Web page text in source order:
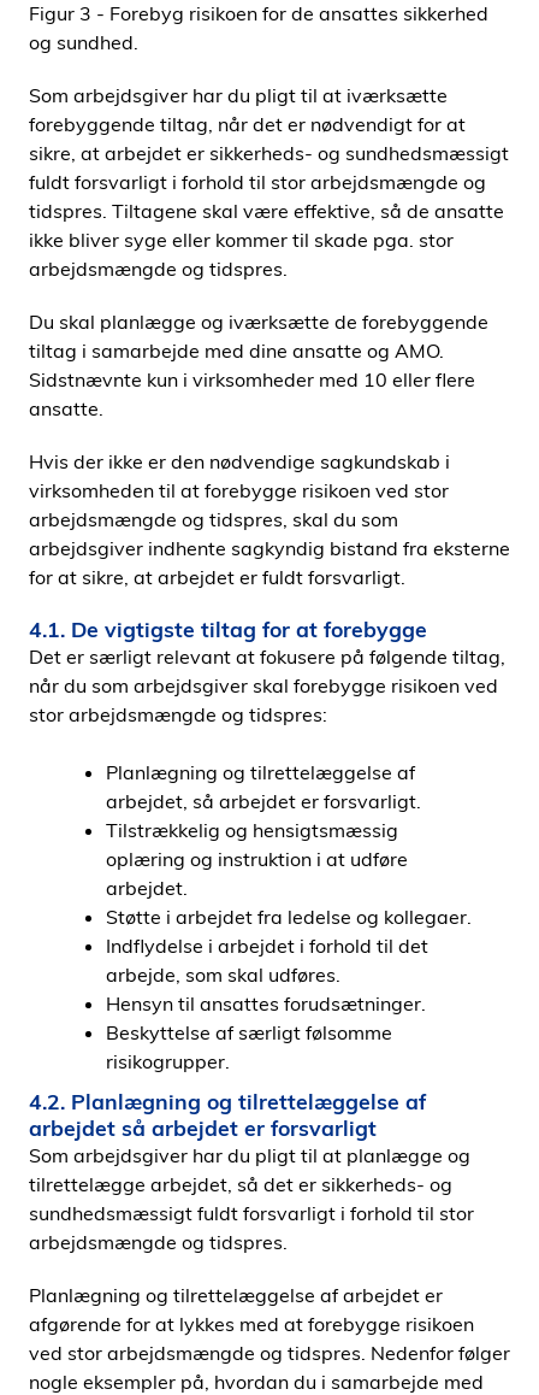
Figur 3 - Forebyg risikoen for de ansattes sikkerhed
og sundhed.
Som arbejdsgiver har du pligt til at iværksætte
forebyggende tiltag, når det er nødvendigt for at
sikre, at arbejdet er sikkerheds- og sundhedsmæssigt
fuldt forsvarligt i forhold til stor arbejdsmængde og
tidspres. Tiltagene skal være effektive, så de ansatte
ikke bliver syge eller kommer til skade pga. stor
arbejdsmængde og tidspres.
Du skal planlægge og iværksætte de forebyggende
tiltag i samarbejde med dine ansatte og AMO.
Sidstnævnte kun i virksomheder med 10 eller ﬂere
ansatte.
Hvis der ikke er den nødvendige sagkundskab i
virksomheden til at forebygge risikoen ved stor
arbejdsmængde og tidspres, skal du som
arbejdsgiver indhente sagkyndig bistand fra eksterne
for at sikre, at arbejdet er fuldt forsvarligt.
4.1. De vigtigste tiltag for at forebygge
Det er særligt relevant at fokusere på følgende tiltag,
når du som arbejdsgiver skal forebygge risikoen ved
stor arbejdsmængde og tidspres:
Planlægning og tilrettelæggelse af
arbejdet, så arbejdet er forsvarligt.
Tilstrækkelig og hensigtsmæssig
oplæring og instruktion i at udføre
arbejdet.
Støtte i arbejdet fra ledelse og kollegaer.
Indﬂydelse i arbejdet i forhold til det
arbejde, som skal udføres.
Hensyn til ansattes forudsætninger.
Beskyttelse af særligt følsomme
risikogrupper.
4.2. Planlægning og tilrettelæggelse af
arbejdet så arbejdet er forsvarligt
Som arbejdsgiver har du pligt til at planlægge og
tilrettelægge arbejdet, så det er sikkerheds- og
sundhedsmæssigt fuldt forsvarligt i forhold til stor
arbejdsmængde og tidspres.
Planlægning og tilrettelæggelse af arbejdet er
afgørende for at lykkes med at forebygge risikoen
ved stor arbejdsmængde og tidspres. Nedenfor følger
nogle eksempler på, hvordan du i samarbejde med